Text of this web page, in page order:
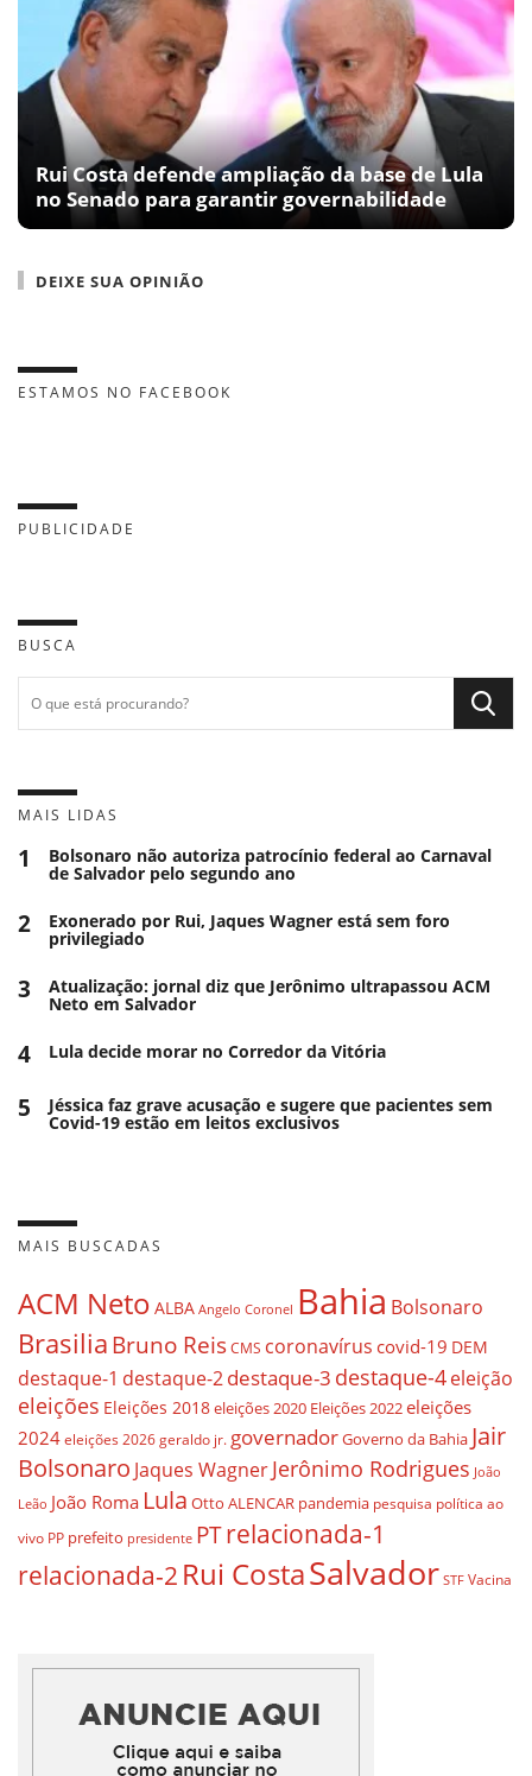
Rui Costa defende ampliação da base de Lula
no Senado para garantir governabilidade
DEIXE SUA OPINIÃO
ESTAMOS NO FACEBOOK
PUBLICIDADE
BUSCA
MAIS LIDAS
1 Bolsonaro não autoriza patrocínio federal ao Carnaval
de Salvador pelo segundo ano
2 Exonerado por Rui, Jaques Wagner está sem foro
privilegiado
3 Atualização: jornal diz que Jerônimo ultrapassou ACM
Neto em Salvador
4 Lula decide morar no Corredor da Vitória
5 Jéssica faz grave acusação e sugere que pacientes sem
Covid-19 estão em leitos exclusivos
MAIS BUSCADAS
ACM Neto ALBA Angelo Coronel Bahia Bolsonaro
BrasiliaBruno ReisCMS coronavírus covid-19 DEM
destaque-1 destaque-2destaque-3 destaque-4eleição
eleições Eleições 2018eleições 2020 Eleições 2022eleições
2024 eleições 2026 geraldo jr. governadorGoverno da Bahia Jair
Bolsonaro Jaques WagnerJerônimo Rodrigues João
Leão João Roma Lula Otto ALENCAR pandemia pesquisa política ao
vivo PP prefeito presidente PTrelacionada-1
relacionada-2 Rui CostaSalvador STF Vacina